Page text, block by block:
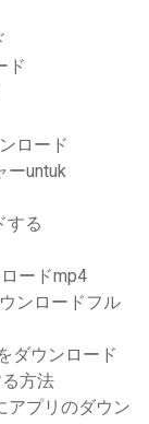
ド
ロード
ーuntuk
する
ードmp4
ンロードフル
ダウンロード
方法
アプリのダウン